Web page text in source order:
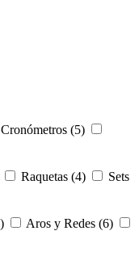
Cronómetros (5)
Raquetas (4)
Sets
Aros y Redes (6)